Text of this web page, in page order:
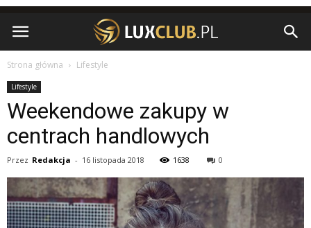
Strona główna Lifestyle
Lifestyle
Weekendowe zakupy w
centrach handlowych
Przez Redakcja - 16 listopada 2018 1638 0